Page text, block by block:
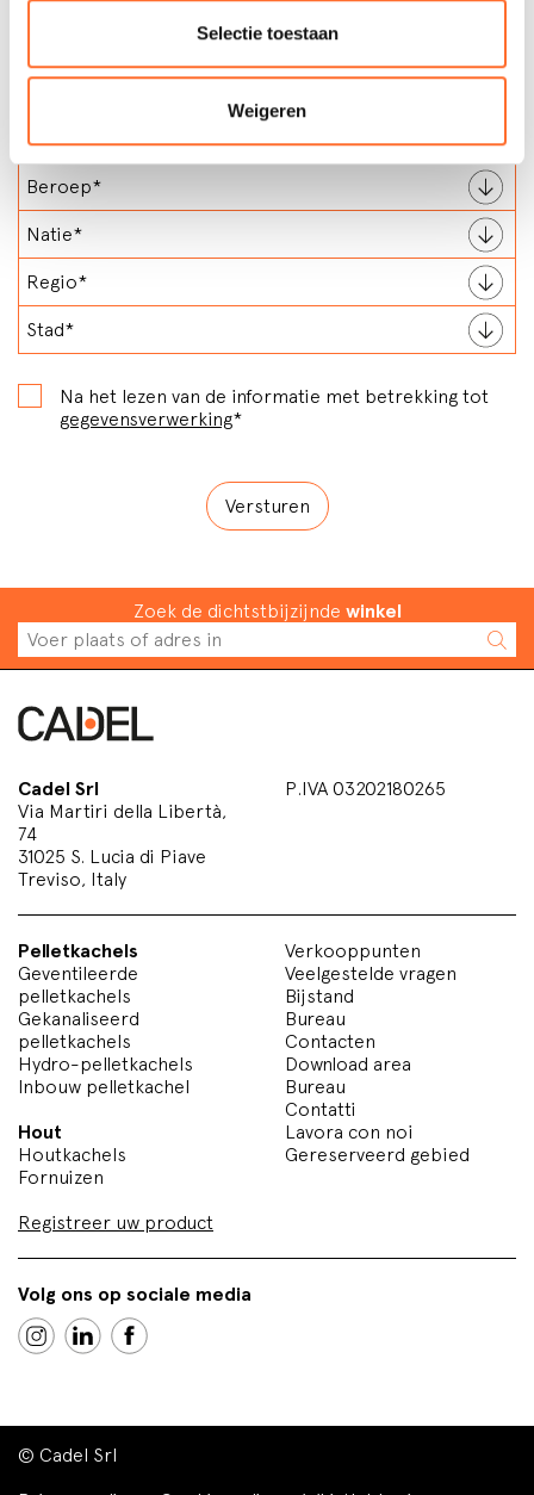
Selectie toestaan
Weigeren
Na het lezen van de informatie met betrekking tot
gegevensverwerking*
Zoek de dichtstbijzijnde winkel
Cadel Srl
Via Martiri della Libertà,
74
31025 S. Lucia di Piave
Treviso, Italy
P.IVA 03202180265
Pelletkachels
Geventileerde
pelletkachels
Gekanaliseerd
pelletkachels
Hydro-pelletkachels
Inbouw pelletkachel
Hout
Houtkachels
Fornuizen
Registreer uw product
Verkooppunten
Veelgestelde vragen
Bijstand
Bureau
Contacten
Download area
Bureau
Contatti
Lavora con noi
Gereserveerd gebied
Volg ons op sociale media
© Cadel Srl